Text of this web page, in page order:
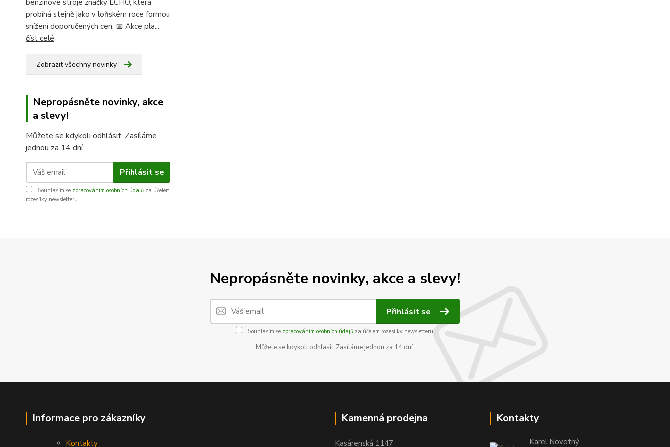
benzínové stroje značky ECHO, která
probíhá stejně jako v loňském roce formou
snížení doporučených cen. 📅 Akce pla...
číst celé
Zobrazit všechny novinky
Nepropásněte novinky, akce
a slevy!
Můžete se kdykoli odhlásit. Zasíláme
jednou za 14 dní.
Přihlásit se
Souhlasím se zpracováním osobních údajů za účelem
rozesílky newsletteru.
Nepropásněte novinky, akce a slevy!
Přihlásit se
Souhlasím se zpracováním osobních údajůza účelem rozesílky newsletteru.
Můžete se kdykoli odhlásit. Zasíláme jednou za 14 dní.
Informace pro zákazníky
Kontakty
Kamenná prodejna
Kasárenská 1147
Kontakty
Karel Novotný